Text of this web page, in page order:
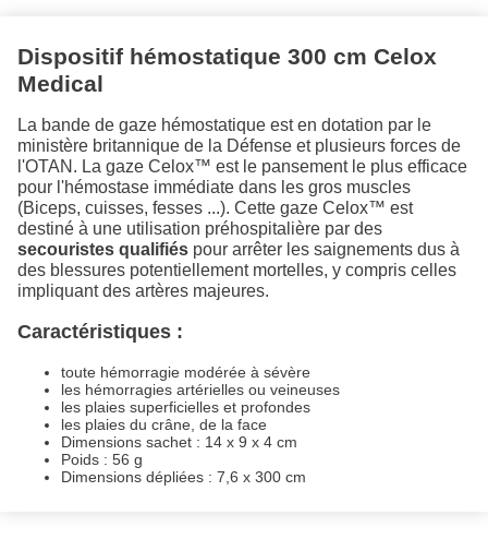
Dispositif hémostatique 300 cm Celox
Medical
La bande de gaze hémostatique est en dotation par le
ministère britannique de la Défense et plusieurs forces de
l'OTAN. La gaze Celox™ est le pansement le plus efficace
pour l'hémostase immédiate dans les gros muscles
(Biceps, cuisses, fesses ...). Cette gaze Celox™ est
destiné à une utilisation préhospitalière par des
secouristes qualifiés pour arrêter les saignements dus à
des blessures potentiellement mortelles, y compris celles
impliquant des artères majeures.
Caractéristiques :
toute hémorragie modérée à sévère
les hémorragies artérielles ou veineuses
les plaies superficielles et profondes
les plaies du crâne, de la face
Dimensions sachet : 14 x 9 x 4 cm
Poids : 56 g
Dimensions dépliées : 7,6 x 300 cm